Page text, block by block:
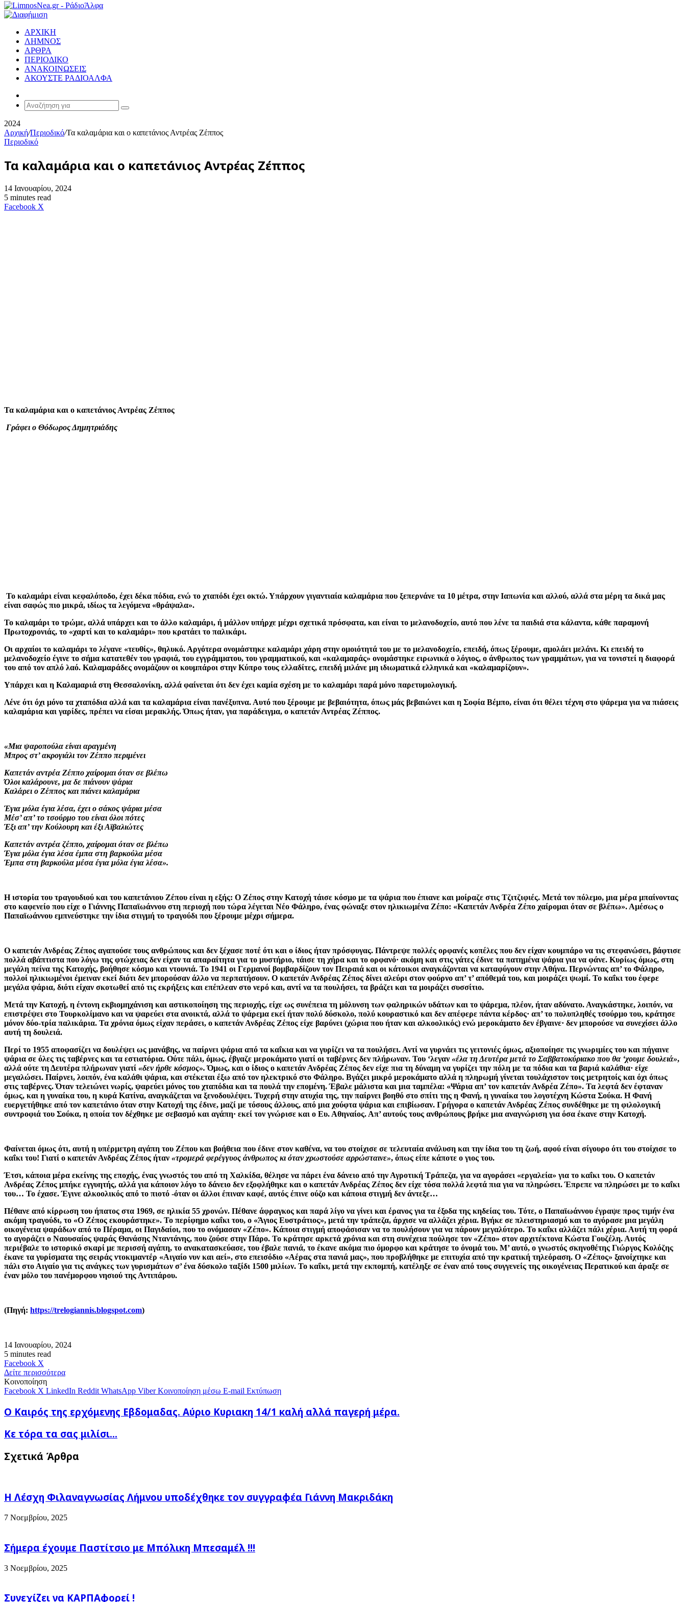
ΑΡΧΙΚΗ
ΛΗΜΝΟΣ
ΑΡΘΡΑ
ΠΕΡΙΟΔΙΚΟ
ΑΝΑΚΟΙΝΩΣΕΙΣ
ΑΚΟΥΣΤΕ ΡΑΔΙΟΑΛΦΑ
Article
Αναζήτηση
2024
Αρχική/Περιοδικό/Τα καλαμάρια και ο καπετάνιος Αντρέας Ζέππος
Περιοδικό
Τα καλαμάρια και ο καπετάνιος Αντρέας Ζέππος
14 Ιανουαρίου, 2024
5 minutes read
Facebook X
Τα καλαμάρια και ο καπετάνιος Αντρέας Ζέππος
Γράφει ο Θόδωρος Δημητριάδης
Το καλαμάρι είναι κεφαλόποδο, έχει δέκα πόδια, ενώ το χταπόδι έχει οκτώ. Υπάρχουν γιγαντιαία καλαμάρια που ξεπερνάνε τα 10 μέτρα, στην Ιαπωνία και αλλού, αλλά στα μέρη τα δικά μας
είναι σαφώς πιο μικρά, ιδίως τα λεγόμενα «θράψαλα».
Το καλαμάρι το τρώμε, αλλά υπάρχει και το άλλο καλαμάρι, ή μάλλον υπήρχε μέχρι σχετικά πρόσφατα, και είναι το μελανοδοχείο, αυτό που λένε τα παιδιά στα κάλαντα, κάθε παραμονή
Πρωτοχρονιάς, το «χαρτί και το καλαμάρι» που κρατάει το παλικάρι.
Οι αρχαίοι το καλαμάρι το λέγανε «τευθίς», θηλυκό. Αργότερα ονομάστηκε καλαμάρι χάρη στην ομοιότητά του με το μελανοδοχείο, επειδή, όπως ξέρουμε, αμολάει μελάνι. Κι επειδή το
μελανοδοχείο έγινε το σήμα κατατεθέν του γραφιά, του εγγράμματου, του γραμματικού, και «καλαμαράς» ονομάστηκε ειρωνικά ο λόγιος, ο άνθρωπος των γραμμάτων, για να τονιστεί η διαφορά
του από τον απλό λαό. Καλαμαράδες ονομάζουν οι κουμπάροι στην Κύπρο τους ελλαδίτες, επειδή μιλάνε μη ιδιωματικά ελληνικά και «καλαμαρίζουν».
Υπάρχει και η Καλαμαριά στη Θεσσαλονίκη, αλλά φαίνεται ότι δεν έχει καμία σχέση με το καλαμάρι παρά μόνο παρετυμολογική.
Λένε ότι όχι μόνο τα χταπόδια αλλά και τα καλαμάρια είναι πανέξυπνα. Αυτό που ξέρουμε με βεβαιότητα, όπως μάς βεβαιώνει και η Σοφία Βέμπο, είναι ότι θέλει τέχνη στο ψάρεμα για να πιάσεις
καλαμάρια και γαρίδες, πρέπει να είσαι μερακλής. Όπως ήταν, για παράδειγμα, ο καπετάν Αντρέας Ζέππος.
«Μια ψαροπούλα είναι αραγμένη
Μπρος στ’ ακρογιάλι τον Ζέππο περιμένει
Καπετάν αντρέα Ζέππο χαίρομαι όταν σε βλέπω
Όλοι καλάρουνε, μα δε πιάνουν ψάρια
Καλάρει ο Ζέππος και πιάνει καλαμάρια
Έγια μόλα έγια λέσα, έχει ο σάκος ψάρια μέσα
Μέσ’ απ’ το τσούρμο του είναι όλοι πότες
Έξι απ’ την Κούλουρη και έξι Αϊβαλιώτες
Καπετάν αντρέα ζέππο, χαίρομαι όταν σε βλέπω
Έγια μόλα έγια λέσα έμπα στη βαρκούλα μέσα
Έμπα στη βαρκούλα μέσα έγια μόλα έγια λέσα».
Η ιστορία του τραγουδιού και του καπετάνιου Ζέπου είναι η εξής: Ο Ζέπος στην Κατοχή τάισε κόσμο με τα ψάρια που έπιανε και μοίραζε στις Τζιτζιφιές. Μετά τον πόλεμο, μια μέρα μπαίνοντας
στο καφενείο που είχε ο Γιάννης Παπαϊωάννου στη περιοχή που τώρα λέγεται Νέο Φάληρο, ένας φώναξε στον ηλικιωμένα Ζέπο: «Καπετάν Ανδρέα Ζέπο χαίρομαι όταν σε βλέπω». Αμέσως ο
Παπαϊωάννου εμπνεύστηκε την ίδια στιγμή το τραγούδι που ξέρουμε μέχρι σήμερα.
Ο καπετάν Ανδρέας Ζέπος αγαπούσε τους ανθρώπους και δεν ξέχασε ποτέ ότι και ο ίδιος ήταν πρόσφυγας. Πάντρεψε πολλές ορφανές κοπέλες που δεν είχαν κουμπάρο να τις στεφανώσει, βάφτισε
πολλά αβάπτιστα που λόγω της φτώχειας δεν είχαν τα απαραίτητα για το μυστήριο, τάισε τη χήρα και το ορφανό· ακόμη και στις γάτες έδινε τα πατημένα ψάρια για να φάνε. Κυρίως όμως, στη
μεγάλη πείνα της Κατοχής, βοήθησε κόσμο και ντουνιά. Το 1941 οι Γερμανοί βομβαρδίζουν τον Πειραιά και οι κάτοικοι αναγκάζονται να καταφύγουν στην Αθήνα. Περνώντας απ’ το Φάληρο,
πολλοί ηλικιωμένοι έμειναν εκεί διότι δεν μπορούσαν άλλο να περπατήσουν. Ο καπετάν Ανδρέας Ζέπος δίνει αλεύρι στον φούρνο απ’ τ’ απόθεμά του, και μοιράζει ψωμί. Το καΐκι του έφερε
μεγάλα ψάρια, διότι είχαν σκοτωθεί από τις εκρήξεις και επέπλεαν στο νερό και, αντί να τα πουλήσει, τα βράζει και τα μοιράζει συσσίτιο.
Μετά την Κατοχή, η έντονη εκβιομηχάνιση και αστικοποίηση της περιοχής, είχε ως συνέπεια τη μόλυνση των φαληρικών υδάτων και το ψάρεμα, πλέον, ήταν αδύνατο. Αναγκάστηκε, λοιπόν, να
επιστρέψει στο Τουρκολίμανο και να ψαρεύει στα ανοικτά, αλλά το ψάρεμα εκεί ήταν πολύ δύσκολο, πολύ κουραστικό και δεν απέφερε πάντα κέρδος· απ’ το πολυπληθές τσούρμο του, κράτησε
μόνον δύο-τρία παλικάρια. Τα χρόνια όμως είχαν περάσει, ο καπετάν Ανδρέας Ζέπος είχε βαρύνει (χώρια που ήταν και αλκοολικός) ενώ μεροκάματο δεν έβγαινε· δεν μπορούσε να συνεχίσει άλλο
αυτή τη δουλειά.
Περί το 1955 αποφασίζει να δουλέψει ως μανάβης, να παίρνει ψάρια από τα καΐκια και να γυρίζει να τα πουλήσει. Αντί να γυρνάει τις γειτονιές όμως, αξιοποίησε τις γνωριμίες του και πήγαινε
ψάρια σε όλες τις ταβέρνες και τα εστιατόρια. Ούτε πάλι, όμως, έβγαζε μεροκάματο γιατί οι ταβέρνες δεν πλήρωναν. Του ‘λεγαν «έλα τη Δευτέρα μετά το Σαββατοκύριακο που θα ‘χουμε δουλειά»,
αλλά ούτε τη Δευτέρα πλήρωναν γιατί «δεν ήρθε κόσμος». Όμως, και ο ίδιος ο καπετάν Ανδρέας Ζέπος δεν είχε πια τη δύναμη να γυρίζει την πόλη με τα πόδια και τα βαριά καλάθια· είχε
μεγαλώσει. Παίρνει, λοιπόν, ένα καλάθι ψάρια, και στέκεται έξω από τον ηλεκτρικό στο Φάληρο. Βγάζει μικρό μεροκάματο αλλά η πληρωμή γίνεται τουλάχιστον τοις μετρητοίς και όχι όπως
στις ταβέρνες. Όταν τελειώνει νωρίς, ψαρεύει μόνος του χταπόδια και τα πουλά την επομένη. Έβαλε μάλιστα και μια ταμπέλα: «Ψάρια απ’ τον καπετάν Ανδρέα Ζέπο». Τα λεφτά δεν έφταναν
όμως, και η γυναίκα του, η κυρά Κατίνα, αναγκάζεται να ξενοδουλέψει. Τυχερή στην ατυχία της, την παίρνει βοηθό στο σπίτι της η Φανή, η γυναίκα του λογοτέχνη Κώστα Σούκα. Η Φανή
ευεργετήθηκε από τον καπετάνιο όταν στην Κατοχή της έδινε, μαζί με τόσους άλλους, από μια χούφτα ψάρια και επιβίωσαν. Γρήγορα ο καπετάν Ανδρέας Ζέπος συνδέθηκε με τη φιλολογική
συντροφιά του Σούκα, η οποία τον δέχθηκε με σεβασμό και αγάπη· εκεί τον γνώρισε και ο Ευ. Αθηναίος. Απ’ αυτούς τους ανθρώπους βρήκε μια αναγνώριση για όσα έκανε στην Κατοχή.
Φαίνεται όμως ότι, αυτή η υπέρμετρη αγάπη του Ζέπου και βοήθεια που έδινε στον καθένα, να του στοίχισε σε τελευταία ανάλυση και την ίδια του τη ζωή, αφού είναι σίγουρο ότι του στοίχισε το
καΐκι του! Γιατί ο καπετάν Ανδρέας Ζέπος ήταν «τρομερά φερέγγυος άνθρωπος κι όταν χρωστούσε αρρώσταινε», όπως είπε κάποτε ο γιος του.
Έτσι, κάποια μέρα εκείνης της εποχής, ένας γνωστός του από τη Χαλκίδα, θέλησε να πάρει ένα δάνειο από την Αγροτική Τράπεζα, για να αγοράσει «εργαλεία» για το καΐκι του. Ο καπετάν
Ανδρέας Ζέπος μπήκε εγγυητής, αλλά για κάποιον λόγο το δάνειο δεν εξοφλήθηκε και ο καπετάν Ανδρέας Ζέπος δεν είχε τόσα πολλά λεφτά πια για να πληρώσει. Έπρεπε να πληρώσει με το καΐκι
του… Το έχασε. Έγινε αλκοολικός από το πιοτό -όταν οι άλλοι έπιναν καφέ, αυτός έπινε ούζο και κάποια στιγμή δεν άντεξε…
Πέθανε από κίρρωση του ήπατος στα 1969, σε ηλικία 55 χρονών. Πέθανε άφραγκος και παρά λίγο να γίνει και έρανος για τα έξοδα της κηδείας του. Τότε, ο Παπαϊωάννου έγραψε προς τιμήν ένα
ακόμη τραγούδι, το «Ο Ζέπος εκουράστηκε». Το περίφημο καΐκι του, ο «Άγιος Ευστράτιος», μετά την τράπεζα, άρχισε να αλλάζει χέρια. Βγήκε σε πλειστηριασμό και το αγόρασε μια μεγάλη
οικογένεια ψαράδων από το Πέραμα, οι Παγιδαίοι, που το ονόμασαν «Ζέπο». Κάποια στιγμή αποφάσισαν να το πουλήσουν για να πάρουν μεγαλύτερο. Το καΐκι αλλάζει πάλι χέρια. Αυτή τη φορά
το αγοράζει ο Ναουσαίος ψαράς Θανάσης Νταντάνης, που ζούσε στην Πάρο. Το κράτησε αρκετά χρόνια και στη συνέχεια πούλησε τον «Ζέπο» στον αρχιτέκτονα Κώστα Γουζέλη. Αυτός
περιέβαλε το ιστορικό σκαρί με περισσή αγάπη, το ανακατασκεύασε, του έβαλε πανιά, το έκανε ακόμα πιο όμορφο και κράτησε το όνομά του. Μ’ αυτό, ο γνωστός σκηνοθέτης Γιώργος Κολόζης
έκανε τα γυρίσματα της σειράς ντοκιμαντέρ «Αιγαίο νυν και αεί», στο επεισόδιο «Αέρας στα πανιά μας», που προβλήθηκε με επιτυχία από την κρατική τηλεόραση. Ο «Ζέπος» ξανοίχτηκε και
πάλι στο Αιγαίο για τις ανάγκες των γυρισμάτων σ’ ένα δύσκολο ταξίδι 1500 μιλίων. Το καΐκι, μετά την εκπομπή, κατέληξε σε έναν από τους συγγενείς της οικογένειας Περατικού και άραξε σε
έναν μόλο του πανέμορφου νησιού της Αντιπάρου.
(Πηγή: https://trelogiannis.blogspot.com)
14 Ιανουαρίου, 2024
5 minutes read
Facebook X
μέσω
E-
mail
Δείτε περισσότερα
Κοινοποίηση
Facebook X LinkedIn Reddit WhatsApp Viber Κοινοποίηση μέσω E-mail Εκτύπωση
Ο
Καιρός
ερχόμενης
Αύριο
Κυριακη
αλλά
παγερή
Ο Καιρός της ερχόμενης Εβδομαδας. Αύριο Κυριακη 14/1 καλή αλλά παγερή μέρα.
Κε
τόρα
σας
Κε τόρα τα σας μιλίσι…
Σχετικά Άρθρα
Η Λέσχη Φιλαναγνωσίας Λήμνου υποδέχθηκε τον συγγραφέα Γιάννη Μακριδάκη
7 Νοεμβρίου, 2025
Σήμερα έχουμε Παστίτσιο με Μπόλικη Μπεσαμέλ !!!
3 Νοεμβρίου, 2025
Συνεχίζει να ΚΑΡΠΑφορεί !